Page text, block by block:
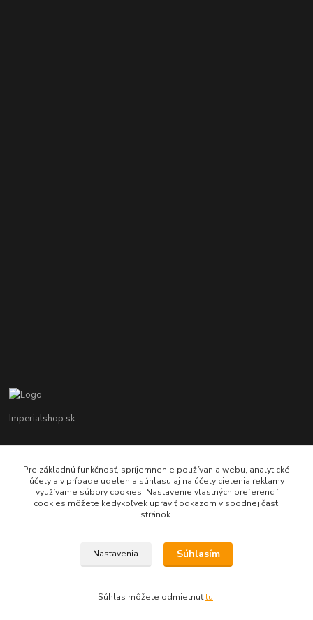
Imperialshop.sk
Pon-Pia 7 - 17 ; Sobota 8 - 12
obchod@imperialshop.sk
imperialshop.sk
Pre základnú funkčnosť, spríjemnenie používania webu, analytické
účely a v prípade udelenia súhlasu aj na účely cielenia reklamy
využívame súbory cookies. Nastavenie vlastných preferencií
cookies môžete kedykoľvek upraviť odkazom v spodnej časti
stránok.
Nastavenia Súhlasím
Súhlas môžete odmietnuťtu.